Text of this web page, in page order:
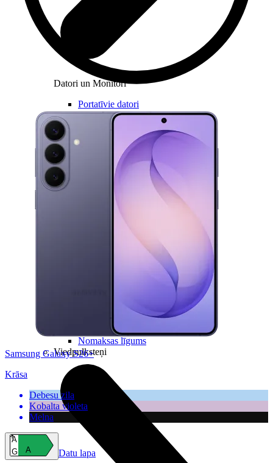
Datori un Monitori
Portatīvie datori
Stacionārie datori
All in one
Piederumi
Klaviatūras un peles
Spēles un kontrolieri
Iekārtu apdrošināšana
Nomaksas līgums
Viedpulksteņi
Samsung Galaxy S26+
Krāsa
Debesu zila
Kobalta violeta
Melna
A
G
A Datu lapa